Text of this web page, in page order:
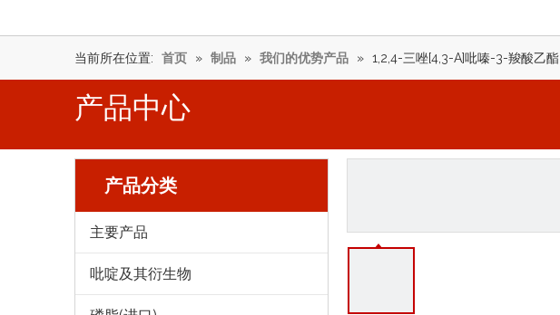
当前所在位置: 首页 » 制品 » 我们的优势产品 » 1,2,4-三唑[4,3-A]吡嗪-3-羧酸乙酯
产品中心
产品分类
主要产品
吡啶及其衍生物